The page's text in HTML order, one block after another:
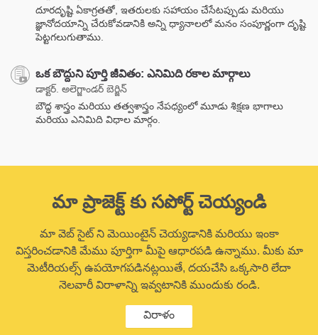
దూరదృష్టి ఏకాగ్రతతో, ఇతరులకు సహాయం చేసేటప్పుడు మరియు
జ్ఞానోదయాన్ని చేరుకోవడానికి అన్ని ధ్యానాలలో మనం సంపూర్ణంగా దృష్టి
పెట్టగలుగుతాము.
ఒక బౌద్దుని పూర్తి జీవితం: ఎనిమిది రకాల మార్గాలు
డాక్టర్. అలెగ్జాండర్ బెర్జిన్
బౌద్ధ శాస్త్రం మరియు తత్వశాస్త్రం నేపధ్యంలో మూడు శిక్షణ భాగాలు
మరియు ఎనిమిది విధాల మార్గం.
మా ప్రాజెక్ట్ కు సపోర్ట్ చెయ్యండి
మా వెబ్ సైట్ ని మెయింటైన్ చెయ్యడానికి మరియు ఇంకా
విస్తరించడానికి మేము పూర్తిగా మీపై ఆధారపడి ఉన్నాము. మీకు మా
మెటీరియల్స్ ఉపయోగపడినట్లయితే, దయచేసి ఒక్కసారి లేదా
నెలవారీ విరాళాన్ని ఇవ్వటానికి ముందుకు రండి.
విరాళం